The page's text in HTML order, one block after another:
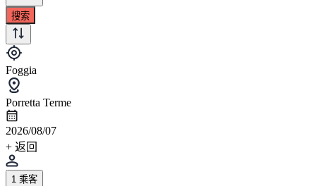
搜索
Foggia
Porretta Terme
2026/08/07
+ 返回
1 乘客